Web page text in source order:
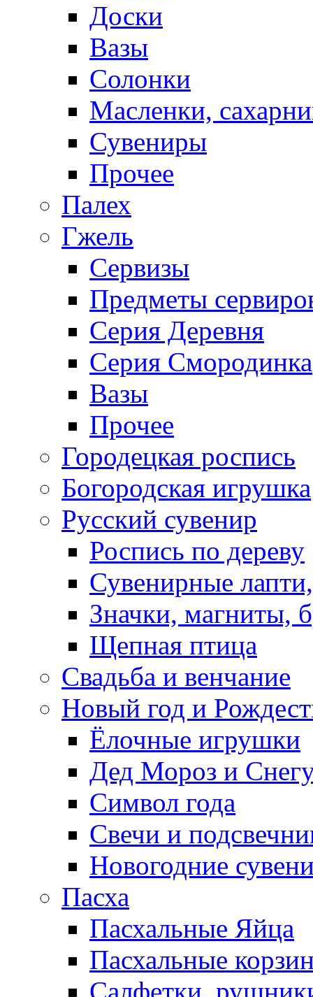
Доски
Вазы
Солонки
Масленки,
Сувениры
Прочее
Палех
Гжель
Сервизы
Предметы
Серия Деревня
Серия Смородинка
Вазы
Прочее
Городецкая роспись
Богородская игрушка
Русский сувенир
Роспись по дереву
Сувенирные
Значки, магниты,
Щепная птица
Свадьба и венчание
Новый год и
Ёлочные игрушки
Дед Мороз и
Символ года
Свечи и
Новогодние
Пасха
Пасхальные Яйца
Пасхальные